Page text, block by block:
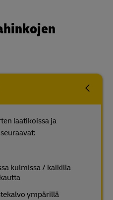
laatikoissa ja
kulmissa / kaikilla
ympärillä